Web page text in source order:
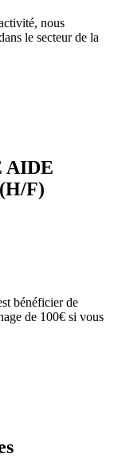
nous
le secteur de la
AIDE
F)
bénéficier de
de 100€ si vous